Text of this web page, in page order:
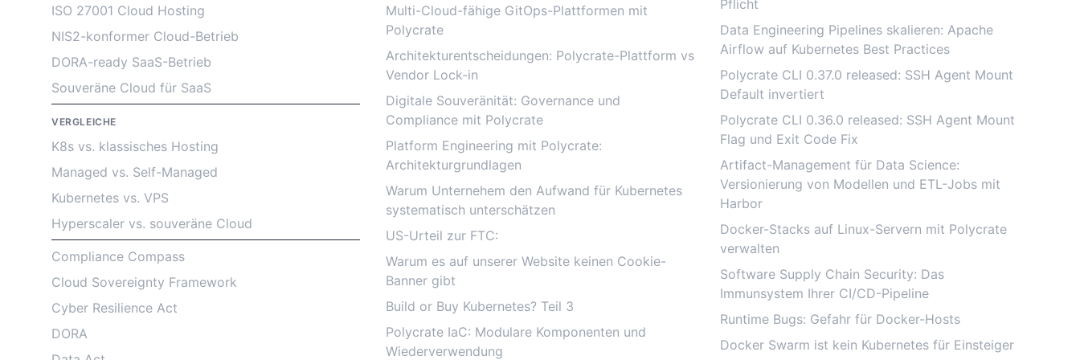
ISO 27001 Cloud Hosting
NIS2-konformer Cloud-Betrieb
DORA-ready SaaS-Betrieb
Souveräne Cloud für SaaS
VERGLEICHE
K8s vs. klassisches Hosting
Managed vs. Self-Managed
Kubernetes vs. VPS
Hyperscaler vs. souveräne Cloud
Compliance Compass
Cloud Sovereignty Framework
Cyber Resilience Act
DORA
Multi-Cloud-fähige GitOps-Plattformen mit
Polycrate
Architekturentscheidungen: Polycrate-Plattform vs
Vendor Lock-in
Digitale Souveränität: Governance und
Compliance mit Polycrate
Platform Engineering mit Polycrate:
Architekturgrundlagen
Warum Unternehem den Aufwand für Kubernetes
systematisch unterschätzen
US-Urteil zur FTC:
Warum es auf unserer Website keinen Cookie-
Banner gibt
Build or Buy Kubernetes? Teil 3
Polycrate IaC: Modulare Komponenten und
Wiederverwendung
Pflicht
Data Engineering Pipelines skalieren: Apache
Airflow auf Kubernetes Best Practices
Polycrate CLI 0.37.0 released: SSH Agent Mount
Default invertiert
Polycrate CLI 0.36.0 released: SSH Agent Mount
Flag und Exit Code Fix
Artifact-Management für Data Science:
Versionierung von Modellen und ETL-Jobs mit
Harbor
Docker-Stacks auf Linux-Servern mit Polycrate
verwalten
Software Supply Chain Security: Das
Immunsystem Ihrer CI/CD-Pipeline
Runtime Bugs: Gefahr für Docker-Hosts
Docker Swarm ist kein Kubernetes für Einsteiger